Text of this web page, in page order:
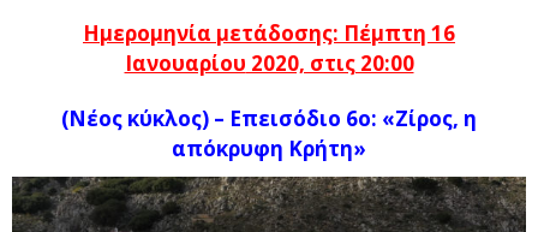
Ημερομηνία μετάδοσης: Πέμπτη 16
Ιανουαρίου 2020, στις 20:00
(Νέος κύκλος) – Eπεισόδιο 6ο: «Ζίρος, η
απόκρυφη Κρήτη»